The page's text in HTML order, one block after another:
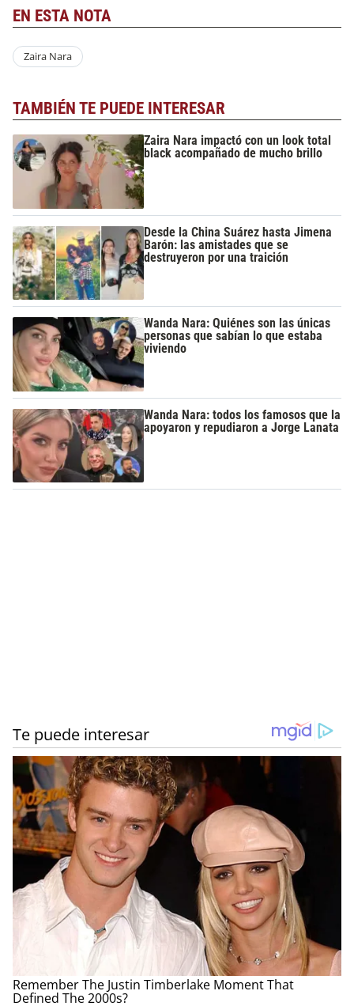
EN ESTA NOTA
Zaira Nara
TAMBIÉN TE PUEDE INTERESAR
Zaira Nara impactó con un look total
black acompañado de mucho brillo
Desde la China Suárez hasta Jimena
Barón: las amistades que se
destruyeron por una traición
Wanda Nara: Quiénes son las únicas
personas que sabían lo que estaba
viviendo
Wanda Nara: todos los famosos que la
apoyaron y repudiaron a Jorge Lanata